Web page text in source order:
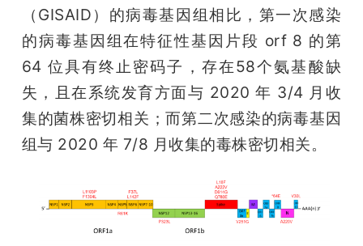
（GISAID）的病毒基因组相比，第一次感染
的病毒基因组在特征性基因片段 orf 8 的第
64 位具有终止密码子，存在58个氨基酸缺
失，且在系统发育方面与 2020 年 3/4 月收
集的菌株密切相关；而第二次感染的病毒基因
组与 2020 年 7/8 月收集的毒株密切相关。